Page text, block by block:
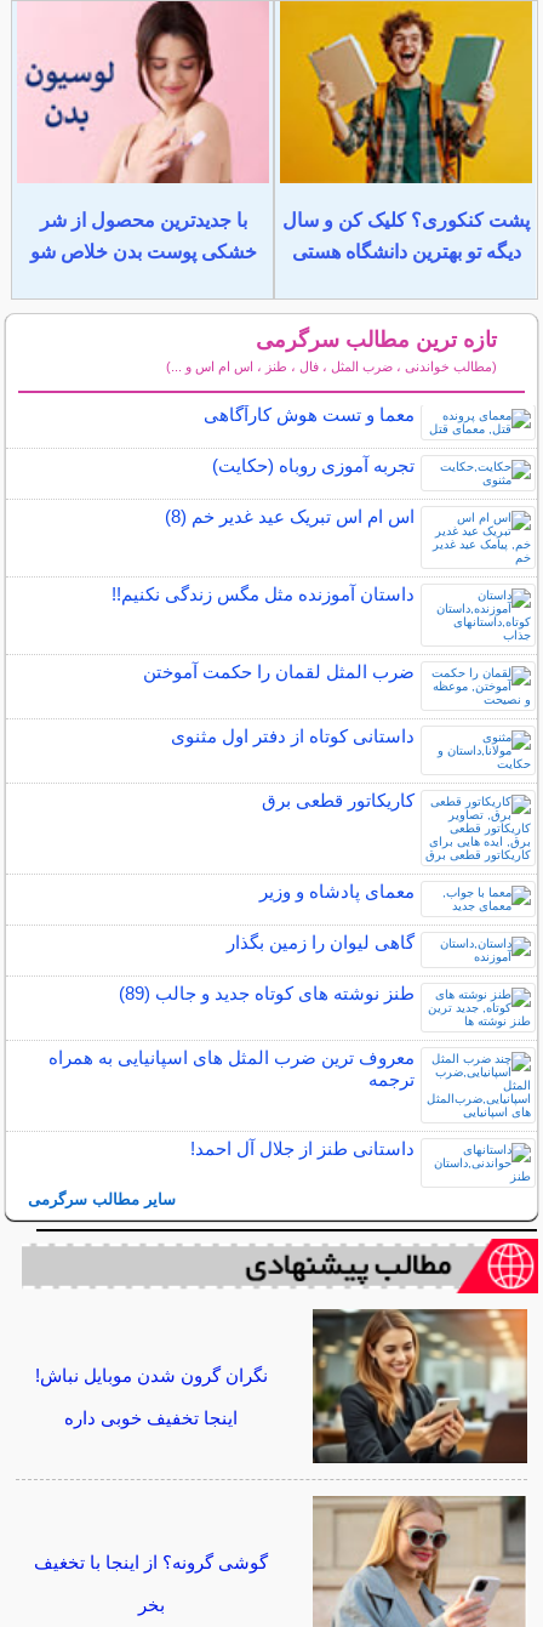
پشت کنکوری؟ کلیک کن و سال
دیگه تو بهترین دانشگاه هستی
با جدیدترین محصول از شر
خشکی پوست بدن خلاص شو
تازه ترین مطالب سرگرمی
(مطالب خواندنی ، ضرب المثل ، فال ، طنز ، اس ام اس و ...)
معما و تست هوش کارآگاهی
تجربه آموزی روباه (حکایت)
اس ام اس تبریک عید غدیر خم (8)
داستان آموزنده مثل مگس زندگی نکنیم!!
ضرب المثل لقمان را حکمت آموختن
داستانی کوتاه از دفتر اول مثنوی
کاریکاتور قطعی برق
معمای پادشاه و وزیر
گاهی ليوان را زمين بگذار
طنز نوشته های کوتاه جدید و جالب (89)
معروف ترین ضرب المثل های اسپانیایی به همراه
ترجمه
داستانی طنز از جلال آل احمد!
سایر مطالب سرگرمی
نگران گرون شدن موبایل نباش!
اینجا تخفیف خوبی داره
گوشی گرونه؟ از اینجا با تخغیف
بخر